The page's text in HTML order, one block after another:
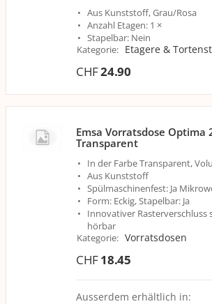
Aus Kunststoff, Grau/Rosa
Anzahl Etagen: 1 ×
Stapelbar: Nein
Kategorie: Etagere &
CHF24.90
Emsa Vorratsdose Optima
Transparent
In der Farbe Transparent,
Aus Kunststoff
Spülmaschinenfest: Ja
Form: Eckig, Stapelbar: Ja
Innovativer Rasterverschluss
hörbar
Kategorie: Vorratsdosen
CHF18.45
Ausserdem erhältlich in: